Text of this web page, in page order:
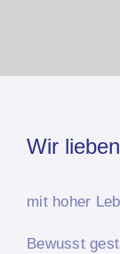
Wir
mit hoher
Bewusst